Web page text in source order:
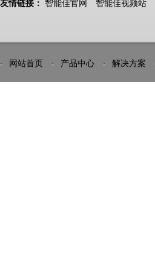
友情链接： 智能佳官网 智能佳视频站
网站首页 产品中心 解决方案